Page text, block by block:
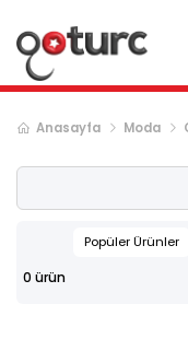
Anasayfa Moda
Popüler Ürünler
0 ürün